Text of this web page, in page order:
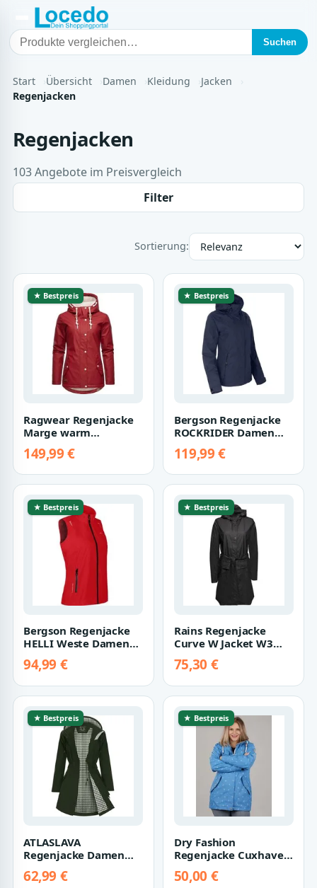
Suchen
Start Übersicht Damen Kleidung
Jacken
Regenjacken
Regenjacken
103 Angebote im Preisvergleich
Filter
Sortierung:
★ Bestpreis
Ragwear Regenjacke
Marge warm
Winter Regenmantel
149,99 €
★ Bestpreis
Bergson Regenjacke
ROCKRIDER Damen
Netzfutter, 12000 mm
119,99 €
★ Bestpreis
Bergson Regenjacke
HELLI Weste Damen
Regenweste,
Netzfutter, 12000
94,99 €
★ Bestpreis
Rains Regenjacke
Curve W Jacket W3
Damen Regenmantel,
Kapuze, Jacket,…
75,30 €
★ Bestpreis
ATLASLAVA
Regenjacke Damen
wasserdicht &
62,99 €
★ Bestpreis
Dry Fashion
Regenjacke Cuxhaven
Anker-Print - Jacke…
50,00 €